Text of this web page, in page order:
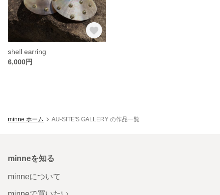
shell earring
6,000円
minne ホーム AU-SITE'S GALLERY の作品一覧
minneを知る
minneについて